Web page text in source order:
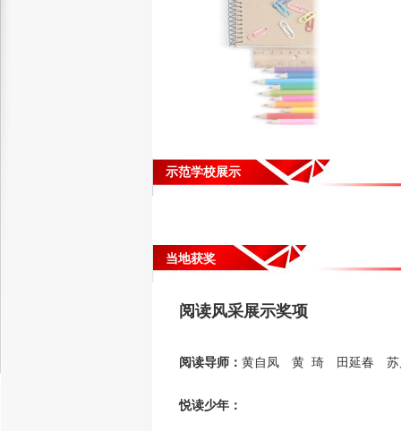
示范学校展示
当地获奖
阅读风采展示奖项
阅读导师： 黄自凤 黄 琦 田延春
悦读少年：